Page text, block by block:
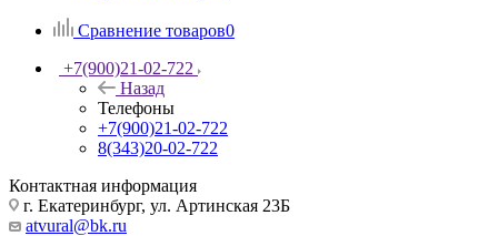
Сравнение товаров0
+7(900)21-02-722
Назад
Телефоны
+7(900)21-02-722
8(343)20-02-722
Контактная информация
г. Екатеринбург, ул. Артинская 23Б
atvural@bk.ru